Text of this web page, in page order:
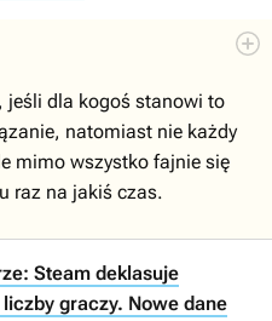
jeśli dla kogoś stanowi to
natomiast nie każdy
mimo wszystko fajnie się
raz na jakiś czas.
Steam deklasuje
graczy. Nowe dane